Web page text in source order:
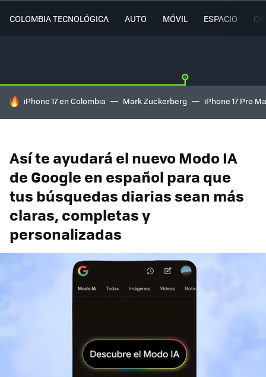
COLOMBIA TECNOLÓGICA AUTO MÓVIL ESPACIO
HOY SE HABLA DE
iPhone 17 en Colombia Mark Zuckerberg iPhone 17 Pro
Así te ayudará el nuevo Modo IA
de Google en español para que
tus búsquedas diarias sean más
claras, completas y
personalizadas